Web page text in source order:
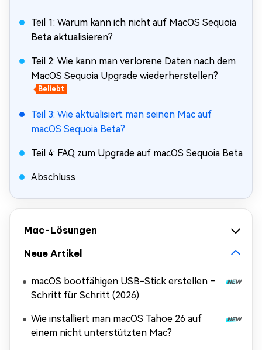
Teil 1: Warum kann ich nicht auf MacOS Sequoia
Beta aktualisieren?
Teil 2: Wie kann man verlorene Daten nach dem
MacOS Sequoia Upgrade wiederherstellen?
Beliebt
Teil 3: Wie aktualisiert man seinen Mac auf
macOS Sequoia Beta?
Teil 4: FAQ zum Upgrade auf macOS Sequoia Beta
Abschluss
Mac-Lösungen
Neue Artikel
macOS bootfähigen USB-Stick erstellen –
Schritt für Schritt (2026)
Wie installiert man macOS Tahoe 26 auf
einem nicht unterstützten Mac?